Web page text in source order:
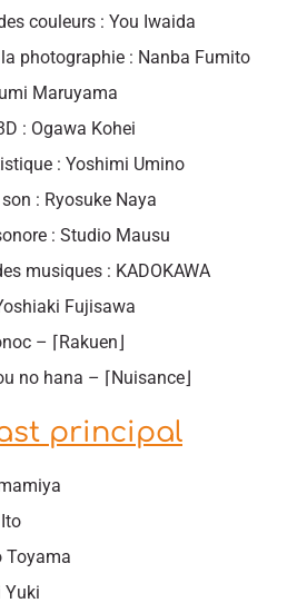
couleurs : You Iwaida
photographie : Nanba Fumito
Maruyama
: Ogawa Kohei
: Yoshimi Umino
: Ryosuke Naya
: Studio Mausu
musiques : KADOKAWA
Fujisawa
– ⌈Rakuen⌋
no hana – ⌈Nuisance⌋
principal
Toyama
Yuki